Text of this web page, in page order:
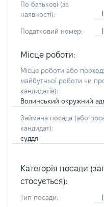
По батькові (за
наявності):
Податковий номер:
Місце роботи:
Місце роботи або
майбутньої роботи чи
кандидатів):
Волинський окружний
Займана посада (або
кандидат):
суддя
Категорія посади
стосується):
Тип посади: